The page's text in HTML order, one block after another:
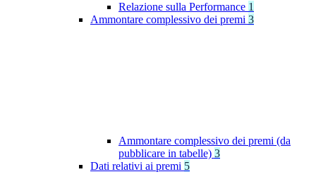
Relazione sulla Performance 1
Ammontare complessivo dei premi 3
Ammontare complessivo dei premi (da
pubblicare in tabelle) 3
Dati relativi ai premi 5